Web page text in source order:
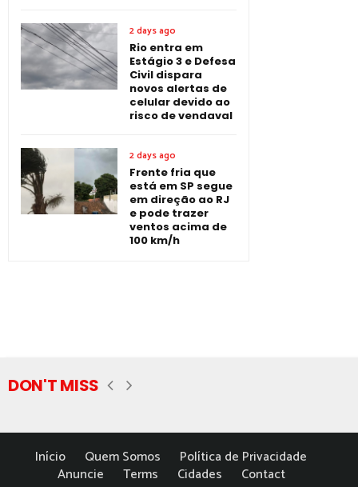
2 days ago
Rio entra em
Estágio 3 e Defesa
Civil dispara
novos alertas de
celular devido ao
risco de vendaval
2 days ago
Frente fria que
está em SP segue
em direção ao RJ
e pode trazer
ventos acima de
100 km/h
DON'T MISS
Início Quem Somos
Política de Privacidade
Anuncie
Terms Cidades Contact